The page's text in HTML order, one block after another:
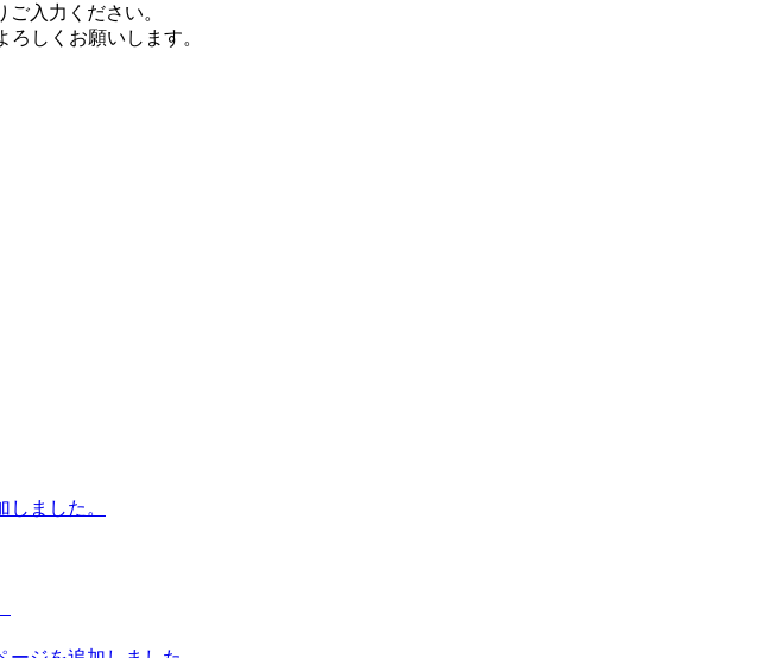
入力ください。
しくお願いします。
ました。